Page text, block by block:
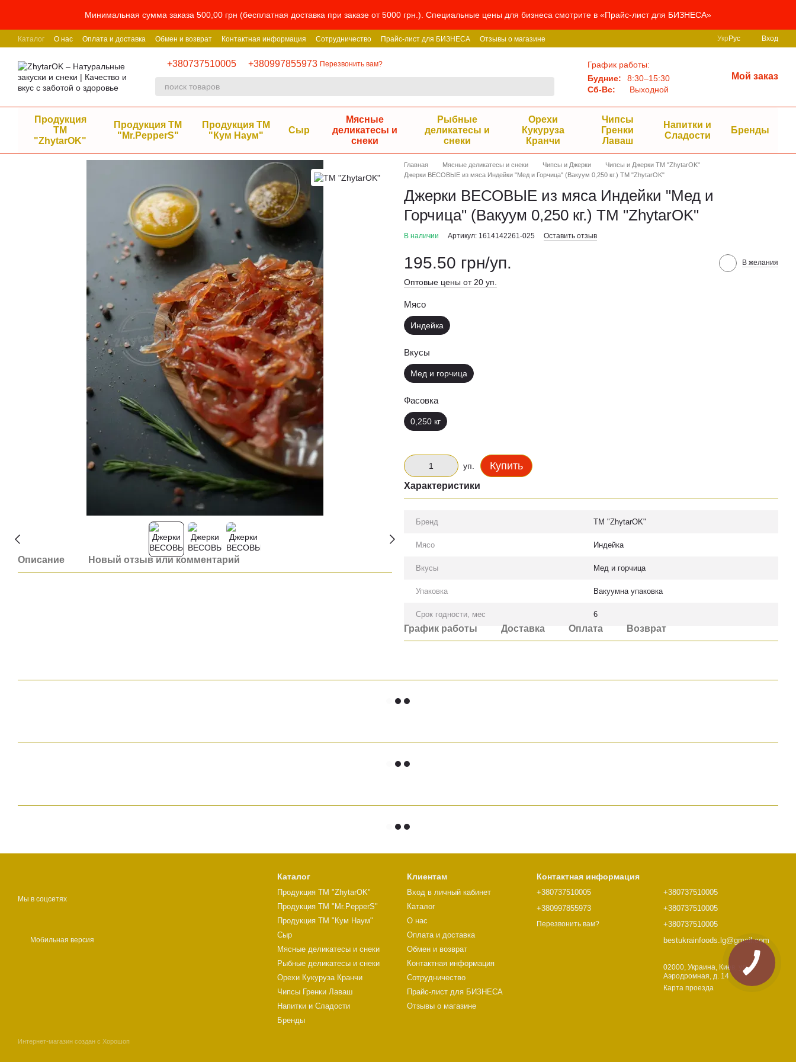
Минимальная сумма заказа 500,00 грн (бесплатная доставка при заказе от 5000 грн.). Специальные цены для бизнеса смотрите в «Прайс-лист для БИЗНЕСА»
Каталог О нас Оплата и доставка Обмен и возврат Контактная информация Сотрудничество Прайс-лист для БИЗНЕСА Отзывы о магазине Укр Рус Вход
+380737510005 +380997855973 Перезвонить вам?
График работы:
Будние:
8:30–15:30
Сб-Вс:
Выходной
Мой заказ
Продукция
ТМ
"ZhytarOK"
Продукция ТМ
"Mr.PepperS"
Продукция ТМ
"Кум Наум"
Сыр
Мясные
деликатесы и
снеки
Рыбные
деликатесы и
снеки
Орехи
Кукуруза
Кранчи
Чипсы
Гренки
Лаваш
Напитки и
Сладости
Бренды
Описание Новый отзыв или комментарий
Главная Мясные деликатесы и снеки Чипсы и Джерки
Чипсы и Джерки ТМ "ZhytarOK"
Джерки ВЕСОВЫЕ из мяса Индейки "Мед и Горчица" (Вакуум 0,250 кг.) ТМ "ZhytarOK"
Джерки ВЕСОВЫЕ из мяса Индейки "Мед и
Горчица" (Вакуум 0,250 кг.) ТМ "ZhytarOK"
В наличии Артикул: 1614142261-025 Оставить отзыв
195.50 грн/уп. В желания
Оптовые цены от 20 уп.
Мясо
Индейка
Вкусы
Мед и горчица
Фасовка
0,250 кг
уп. Купить
Характеристики
Бренд ТМ "ZhytarOK"
Мясо Индейка
Вкусы Мед и горчица
Упаковка Вакуумна упаковка
Срок годности, мес 6
График работы Доставка Оплата Возврат
Мы в соцсетях
Мобильная версия
Интернет-магазин создан с Хорошоп
Каталог
Продукция ТМ "ZhytarOK"
Продукция ТМ "Mr.PepperS"
Продукция ТМ "Кум Наум"
Сыр
Мясные деликатесы и снеки
Рыбные деликатесы и снеки
Орехи Кукуруза Кранчи
Чипсы Гренки Лаваш
Напитки и Сладости
Бренды
Клиентам
Вход в личный кабинет
Каталог
О нас
Оплата и доставка
Обмен и возврат
Контактная информация
Сотрудничество
Прайс-лист для БИЗНЕСА
Отзывы о магазине
Контактная информация
+380737510005
+380997855973
Перезвонить вам?
+380737510005
+380737510005
+380737510005
bestukrainfoods.lg@gmail.com
02000, Украина, Киев, ул.
Аэродромная, д. 14
Карта проезда